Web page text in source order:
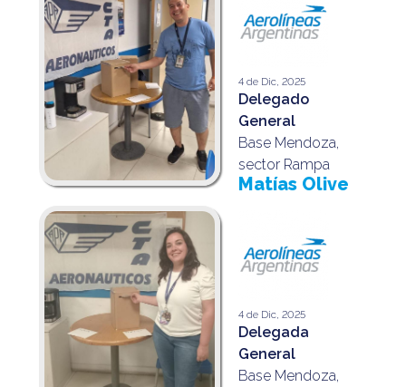
4 de Dic, 2025
Delegado
General
Base Mendoza,
sector Rampa
Matías Olive
4 de Dic, 2025
Delegada
General
Base Mendoza,